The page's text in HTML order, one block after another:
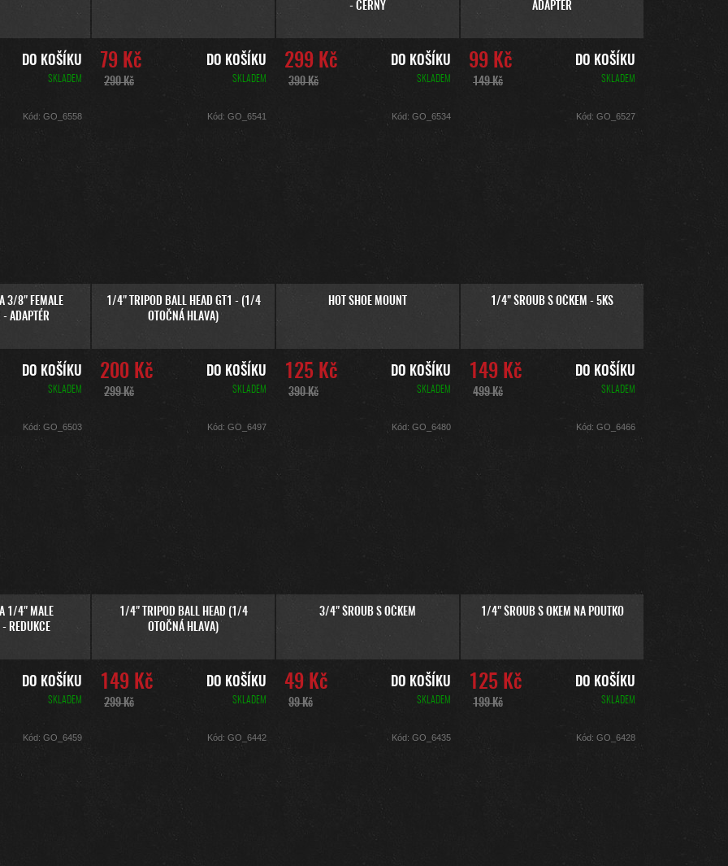
DO KOŠÍKU
SKLADEM
79 Kč
290 Kč
DO KOŠÍKU
SKLADEM
- ČERNÝ
299 Kč
390 Kč
DO KOŠÍKU
SKLADEM
ADAPTÉR
99 Kč
149 Kč
DO KOŠÍKU
SKLADEM
3/8" FEMALE
- ADAPTÉR
DO KOŠÍKU
SKLADEM
Kód: GO_6558
1/4" TRIPOD BALL HEAD GT1 - (1/4
OTOČNÁ HLAVA)
200 Kč
299 Kč
DO KOŠÍKU
SKLADEM
Kód: GO_6541
HOT SHOE MOUNT
125 Kč
390 Kč
DO KOŠÍKU
SKLADEM
Kód: GO_6534
1/4" ŠROUB S OČKEM - 5KS
149 Kč
499 Kč
DO KOŠÍKU
SKLADEM
Kód: GO_6527
1/4" MALE
- REDUKCE
DO KOŠÍKU
SKLADEM
Kód: GO_6503
1/4" TRIPOD BALL HEAD (1/4
OTOČNÁ HLAVA)
149 Kč
299 Kč
DO KOŠÍKU
SKLADEM
Kód: GO_6497
3/4" ŠROUB S OČKEM
49 Kč
99 Kč
DO KOŠÍKU
SKLADEM
Kód: GO_6480
1/4" ŠROUB S OKEM NA POUTKO
125 Kč
199 Kč
DO KOŠÍKU
SKLADEM
Kód: GO_6466
Kód: GO_6459 Kód: GO_6442 Kód: GO_6435 Kód: GO_6428